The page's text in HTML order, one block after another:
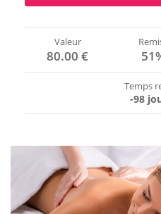
Valeur
80.00 €
Temps
-98